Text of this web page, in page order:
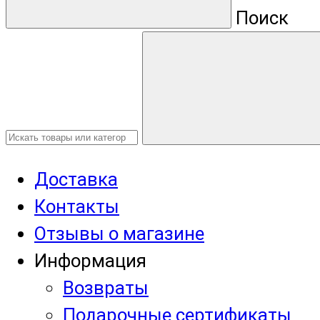
Поиск
Доставка
Контакты
Отзывы о магазине
Информация
Возвраты
Подарочные сертификаты